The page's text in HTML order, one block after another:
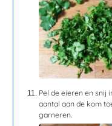
Pel de eieren en snij
aantal aan de kom
garneren.